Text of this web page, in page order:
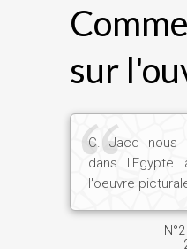
sur
C. Jacq nous
dans l'Egypte
l'oeuvre